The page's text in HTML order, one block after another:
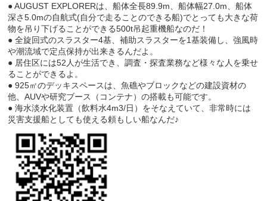
● AUGUST EXPLORERは、船体全長89.9m、船体幅27.0m、船体
深さ5.0mの自航式(自分で走ることのできる船)でとっても大きな荷
物を吊り下げることができる500t吊起重機船なのだ！
● 全旋回式のスラスター4基、補助スラスターを1基装備し、強風時
や潮流域で定点保持が出来きるんだよ。
● 居住区には52人が生活でき、調査・探査業務など様々な人を乗せ
ることができるよ。
● 925㎡のデッキスペースは、魚礁やブロックなどの建設資材の
他、AUVや研究ブース（コンテナ）の搭載も可能です。
● 海水淡水化装置（飲料水4m3/日）をそなえていて、非常時には
災害支援船としても使える頼もしい船なんだ♪